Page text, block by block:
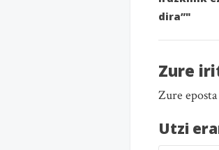
dira”"
Zure
Zure
Utzi